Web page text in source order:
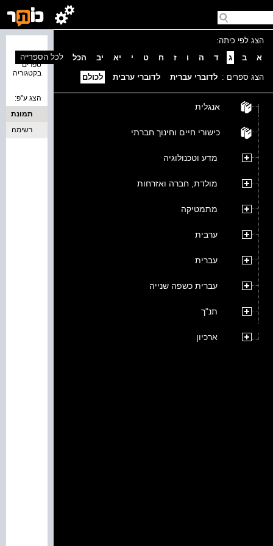
הצג לפי כיתה:
א
ב ג ד ה ו ז ח ט י יא יב הכל
הצג ספרים : לדוברי עברית לדוברי ערבית לכולם
אנגלית
כישורי חיים וחינוך חברתי
מדע וטכנולוגיה
מולדת, חברה ואזרחות
מתמטיקה
ערבית
עברית
עברית כשפה שנייה
תנ"ך
ארכיון
ספרים
בקטגוריה
לכל הספרייה
הצג ע''פ:
תמונת
כריכה
רשימה